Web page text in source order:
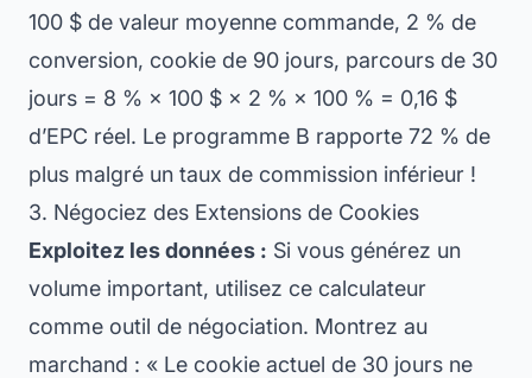
100 $ de valeur moyenne commande, 2 % de
conversion, cookie de 90 jours, parcours de 30
jours = 8 % × 100 $ × 2 % × 100 % = 0,16 $
d’EPC réel. Le programme B rapporte 72 % de
plus malgré un taux de commission inférieur !
3. Négociez des Extensions de Cookies
Exploitez les données : Si vous générez un
volume important, utilisez ce calculateur
comme outil de négociation. Montrez au
marchand : « Le cookie actuel de 30 jours ne